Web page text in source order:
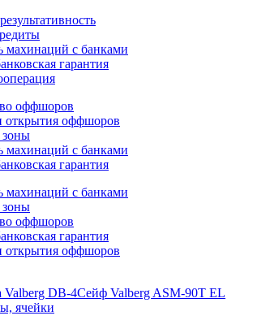
махинаций с банками
гарантия
оффшоров
открытия оффшоров
махинаций с банками
гарантия
махинаций с банками
оффшоров
гарантия
открытия оффшоров
Valberg DB-4Сейф Valberg ASM-90T EL
ячейки